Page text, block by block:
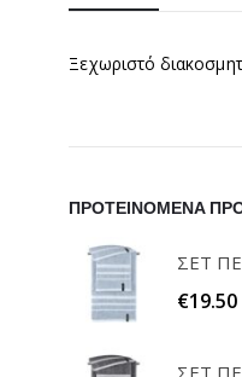
Ξεχωριστό
ΠΡΟΤΕΙΝΟΜΕΝΑ
€19.50